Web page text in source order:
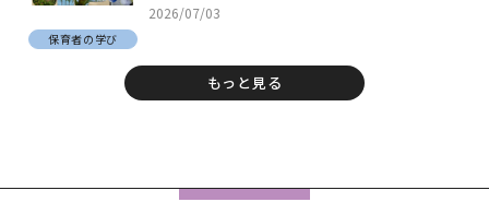
2026/07/03
保育者の学び
もっと見る